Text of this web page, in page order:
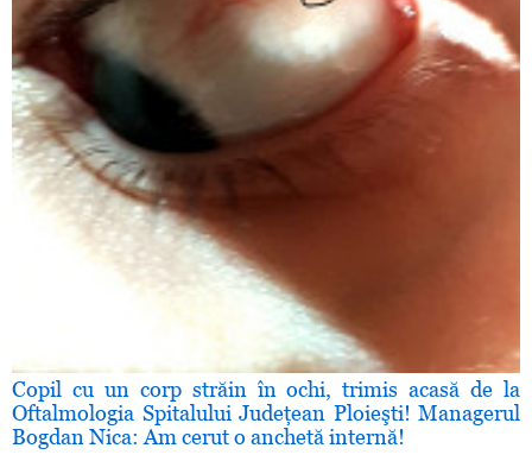
Copil cu un corp străin în ochi, trimis acasă de la
Oftalmologia Spitalului Judeţean Ploieşti! Managerul
Bogdan Nica: Am cerut o anchetă internă!